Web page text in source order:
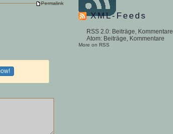
Permalink
XML-Feeds
RSS 2.0: Beiträge, Kommentare
Atom: Beiträge, Kommentare
More on RSS